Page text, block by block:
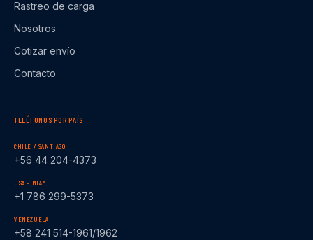
Rastreo de carga
Nosotros
Cotizar envío
Contacto
TELÉFONOS POR PAÍS
CHILE / SANTIAGO
+56 44 204-4373
USA – MIAMI
+1 786 299-5373
VENEZUELA
+58 241 514-1961/1962